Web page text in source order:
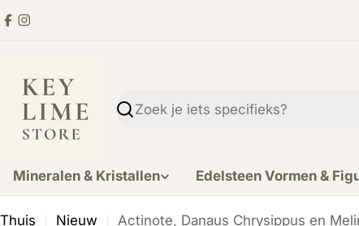
Ga
inhoud
Facebook
Instagram
Zoekopdracht
Mineralen & Kristallen Edelsteen Vormen &
Thuis Nieuw Actinote, Danaus Chrysippus en